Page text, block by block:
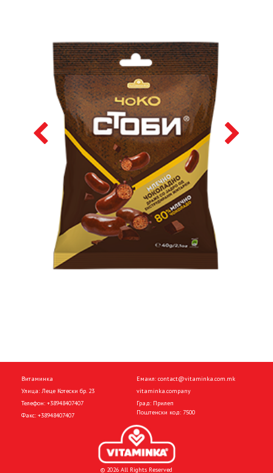
Витаминка
Улица: Леце Котески бр. 23
Телефон: +38948407407
Факс: +38948407407
Емаил: contact@vitaminka.com.mk
vitaminka.company
Град: Прилеп
Поштенски код: 7500
© 2026 All Rights Reserved